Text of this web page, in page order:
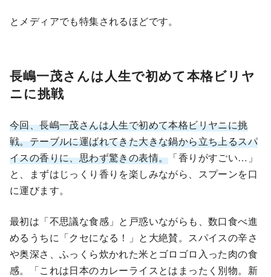
とメディアでも特集されるほどです。
長嶋一茂さんは人生で初めて本格ビリヤ
ニに挑戦
今回、長嶋一茂さんは人生で初めて本格ビリヤニに挑
戦。テーブルに運ばれてきた大きな鍋から立ち上るスパ
イスの香りに、思わず驚きの表情。 「香りがすごい…」
と、まずはじっくり香りを楽しみながら、スプーンを口
に運びます。
最初は「不思議な食感」と戸惑いながらも、数口食べ進
めるうちに「クセになる！」と大絶賛。スパイスの辛さ
や奥深さ、ふっくら炊かれた米とゴロゴロ入った肉の食
感。「これは日本のカレーライスとはまったく別物。新